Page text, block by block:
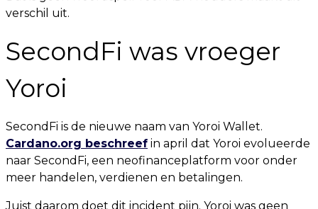
verschil uit.
SecondFi was vroeger
Yoroi
SecondFi is de nieuwe naam van Yoroi Wallet.
Cardano.org beschreef in april dat Yoroi evolueerde
naar SecondFi, een neofinanceplatform voor onder
meer handelen, verdienen en betalingen.
Juist daarom doet dit incident pijn. Yoroi was geen